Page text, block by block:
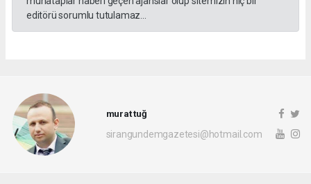
editörü sorumlu tutulamaz...
murat tuğ
sirangundemgazetesi@hotmail.com